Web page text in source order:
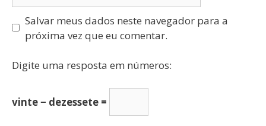
Salvar meus dados neste navegador para a
próxima vez que eu comentar.
Digite uma resposta em números:
vinte − dezessete =